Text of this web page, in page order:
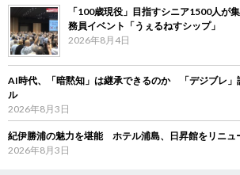
「100歳現役」目指すシニア1500人
務員イベント「うぇるねすシップ」
2026年8月4日
AI時代、「暗黙知」は継承できるのか 「デジブレ」
ル
2026年8月3日
紀伊勝浦の魅力を堪能 ホテル浦島、日昇館をリニュ
2026年8月3日